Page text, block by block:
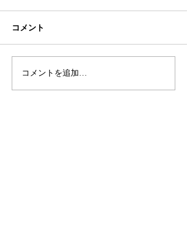
コメント
コメントを追加…